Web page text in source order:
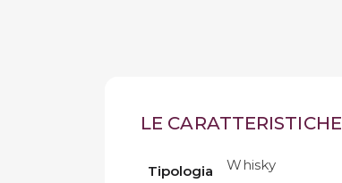
LE CARATTERISTICHE
Tipologia Whisky